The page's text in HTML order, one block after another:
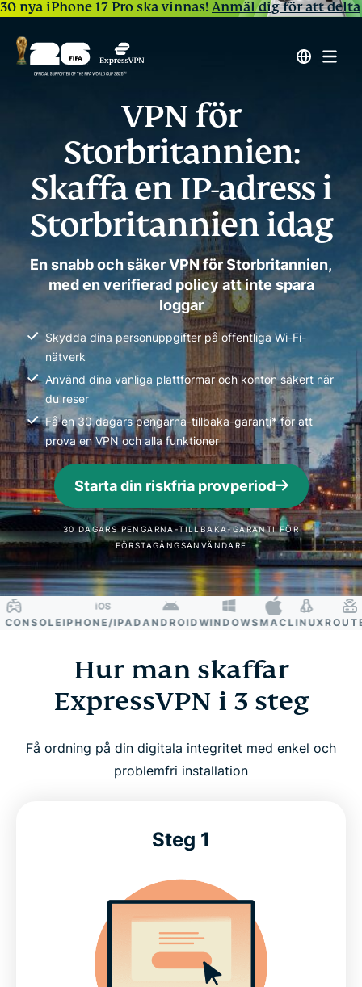
30 nya iPhone 17 Pro ska vinnas!Anmäl dig för att delta
VPN för
Storbritannien:
Skaffa en IP-adress i
Storbritannien idag
En snabb och säker VPN för Storbritannien,
med en verifierad policy att inte spara
loggar
Skydda dina personuppgifter på offentliga Wi-Fi-
nätverk
Använd dina vanliga plattformar och konton säkert när
du reser
Få en 30 dagars pengarna-tillbaka-garanti* för att
prova en VPN och alla funktioner
Starta din riskfria provperiod
30 DAGARS PENGARNA-TILLBAKA-GARANTI FÖR
FÖRSTAGÅNGSANVÄNDARE
IPHONE/IPADANDROIDWINDOWSMACLINUXROUTER
Hur man skaffar
ExpressVPN i 3 steg
Få ordning på din digitala integritet med enkel och
problemfri installation
Steg 1